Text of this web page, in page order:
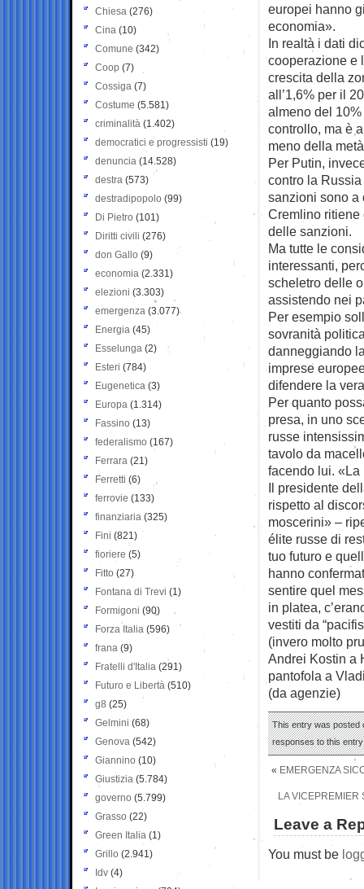
europei hanno
economia».
In realtà i dati
cooperazione e
crescita della
all’1,6% per il
almeno del 10%
controllo, ma è
meno della
Per Putin,
contro la
sanzioni sono a
Cremlino ritiene
delle sanzioni.
Ma tutte le
interessanti,
scheletro delle
assistendo nei
Per esempio
sovranità
danneggiando
imprese
difendere la
Per quanto
presa, in uno
russe
tavolo da
facendo lui.
Il presidente
rispetto al
moscerini» –
élite russe di
tuo futuro e
hanno
sentire quel
in platea,
vestiti da
(invero molto
Andrei Kostin a
pantofola a
(da agenzie)
This entry was posted
responses to this
« EMERGENZA
LA VICEPREMIER
Leave a
You must be
Chiesa (276)
Cina (10)
Comune (342)
Coop (7)
Cossiga (7)
Costume (5.581)
criminalità (1.402)
democratici e progressisti (19)
denuncia (14.528)
destra (573)
destradipopolo (99)
Di Pietro (101)
Diritti civili (276)
don Gallo (9)
economia (2.331)
elezioni (3.303)
emergenza (3.077)
Energia (45)
Esselunga (2)
Esteri (784)
Eugenetica (3)
Europa (1.314)
Fassino (13)
federalismo (167)
Ferrara (21)
Ferretti (6)
ferrovie (133)
finanziaria (325)
Fini (821)
fioriere (5)
Fitto (27)
Fontana di Trevi (1)
Formigoni (90)
Forza Italia (596)
frana (9)
Fratelli d'Italia (291)
Futuro e Libertà (510)
g8 (25)
Gelmini (68)
Genova (542)
Giannino (10)
Giustizia (5.784)
governo (5.799)
Grasso (22)
Green Italia (1)
Grillo (2.941)
Idv (4)